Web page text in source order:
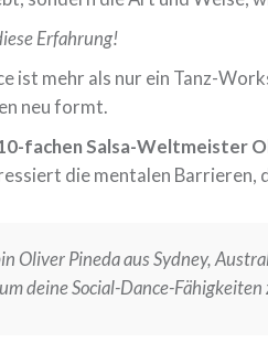
Erfahrung!
ist mehr als nur ein Tanz-
neu formt.
fachen Salsa-Weltmeister
die mentalen
Oliver Pineda aus Sydney,
deine Social-Dance-